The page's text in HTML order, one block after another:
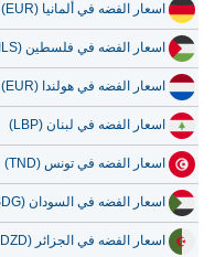
اسعار الفضه في ألمانيا (EUR)
اسعار الفضه في فلسطين (ILS)
اسعار الفضه في هولندا (EUR)
اسعار الفضه في لبنان (LBP)
اسعار الفضه في تونس (TND)
اسعار الفضه في السودان (SDG)
اسعار الفضه في الجزائر (DZD)